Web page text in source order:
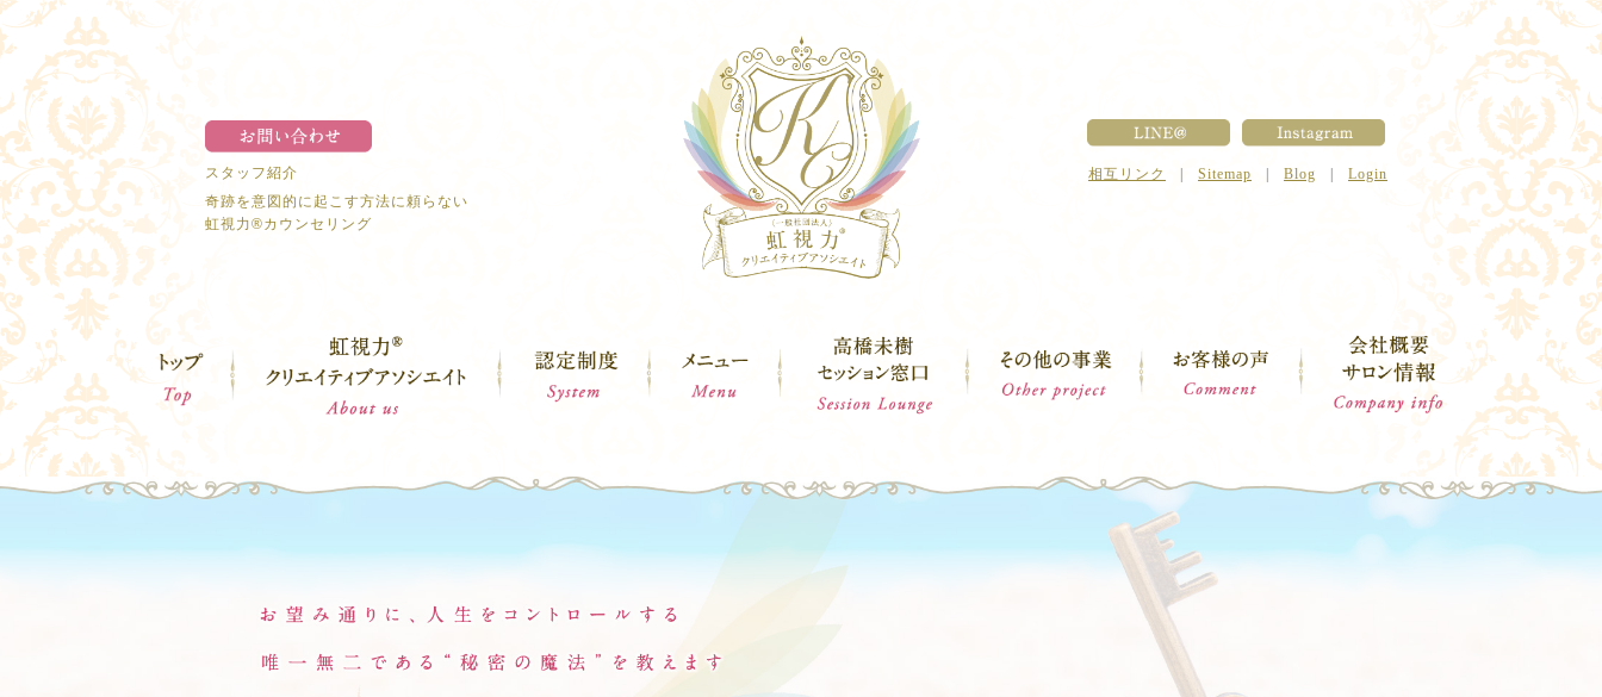
スタッフ紹介
奇跡を意図的に起こす方法に頼らない
虹視力®︎カウンセリング
相互リンク Sitemap Blog Login